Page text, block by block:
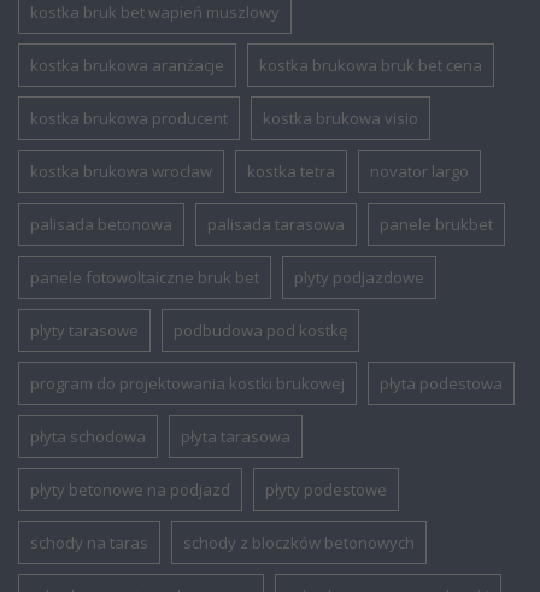
kostka bruk bet wapień muszlowy
kostka brukowa aranżacje kostka brukowa bruk bet cena
kostka brukowa producent kostka brukowa visio
kostka brukowa wrocław kostka tetra novator largo
palisada betonowa palisada tarasowa panele brukbet
panele fotowoltaiczne bruk bet plyty podjazdowe
plyty tarasowe podbudowa pod kostkę
program do projektowania kostki brukowej płyta podestowa
płyta schodowa płyta tarasowa
płyty betonowe na podjazd płyty podestowe
schody na taras schody z bloczków betonowych